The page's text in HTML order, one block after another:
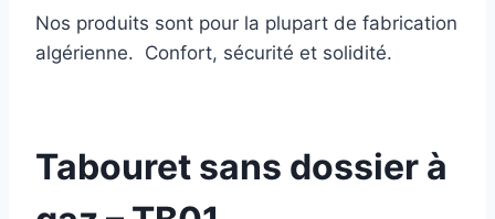
Nos produits sont pour la plupart de fabrication
algérienne. Confort, sécurité et solidité.
Tabouret sans dossier à